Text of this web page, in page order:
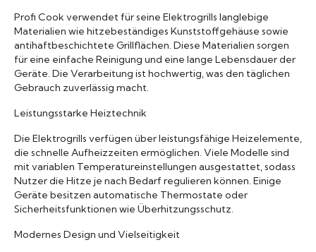
Profi Cook verwendet für seine Elektrogrills langlebige
Materialien wie hitzebeständiges Kunststoffgehäuse sowie
antihaftbeschichtete Grillflächen. Diese Materialien sorgen
für eine einfache Reinigung und eine lange Lebensdauer der
Geräte. Die Verarbeitung ist hochwertig, was den täglichen
Gebrauch zuverlässig macht.
Leistungsstarke Heiztechnik
Die Elektrogrills verfügen über leistungsfähige Heizelemente,
die schnelle Aufheizzeiten ermöglichen. Viele Modelle sind
mit variablen Temperatureinstellungen ausgestattet, sodass
Nutzer die Hitze je nach Bedarf regulieren können. Einige
Geräte besitzen automatische Thermostate oder
Sicherheitsfunktionen wie Überhitzungsschutz.
Modernes Design und Vielseitigkeit